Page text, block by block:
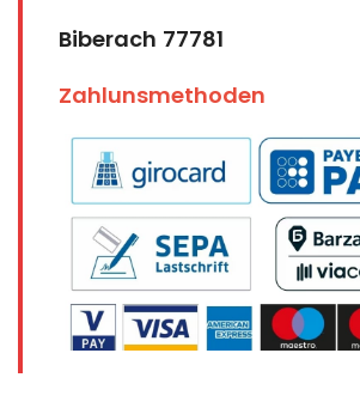
Biberach 77781
Zahlunsmethoden